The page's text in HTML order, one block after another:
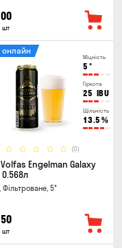
шт
Міцність
5 °
Гіркота
25 IBU
Щільність
13.5 %
(0)
онлайн
Engelman Galaxy
0.568л
Фільтроване, 5°
шт